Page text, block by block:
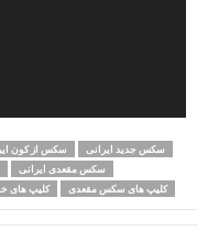
سکس از کون
سکس جدید ایرانی
سکس مقعدی ایرانی
کلیپ های کلیپ های سکس مقعدی